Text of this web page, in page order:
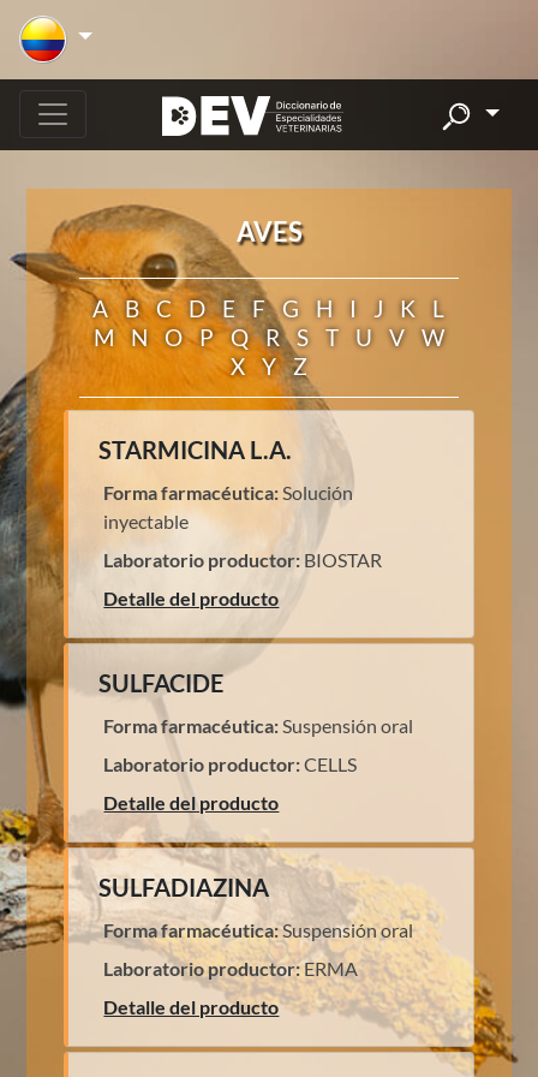
AVES
A B C D E F G H I J K
L
M
N O P Q R S T U V
W
X
Y Z
STARMICINA L.A.
Forma farmacéutica: Solución
inyectable
Laboratorio productor: BIOSTAR
Detalle del producto
SULFACIDE
Forma farmacéutica: Suspensión oral
Laboratorio productor:CELLS
Detalle del producto
SULFADIAZINA
Forma farmacéutica:Suspensión oral
Laboratorio productor:ERMA
Detalle del producto